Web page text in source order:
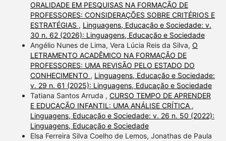
ORALIDADE EM PESQUISAS NA FORMAÇÃO DE
PROFESSORES: CONSIDERAÇÕES SOBRE CRITÉRIOS E
ESTRATÉGIAS , Linguagens, Educação e Sociedade: v.
30 n. 62 (2026): Linguagens, Educação e Sociedade
Angélio Nunes de Lima, Vera Lúcia Reis da Silva, O
LETRAMENTO ACADÊMICO NA FORMAÇÃO DE
PROFESSORES: UMA REVISÃO PELO ESTADO DO
CONHECIMENTO , Linguagens, Educação e Sociedade:
v. 29 n. 61 (2025): Linguagens, Educação e Sociedade
Tatiana Santos Arruda , CURSO TEMPO DE APRENDER
E EDUCAÇÃO INFANTIL: UMA ANÁLISE CRÍTICA ,
Linguagens, Educação e Sociedade: v. 26 n. 50 (2022):
Linguagens, Educação e Sociedade
Elsa Ferreira Silva Coelho de Lemos, Jonathas de Paula